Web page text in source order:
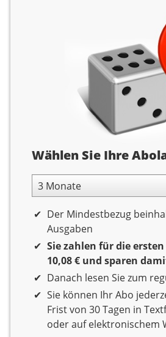
Abolaufzeit
Wählen Sie Ihre
3 Monate Laufzeit
Der Mindestbezug
Ausgaben
Sie zahlen für die
10,08 € und sparen
Danach lesen Sie zum
Sie können Ihr Abo
Frist von 30 Tagen in
oder auf elektronischem